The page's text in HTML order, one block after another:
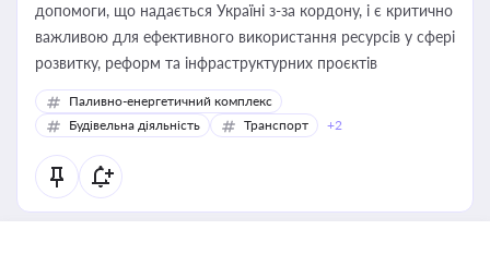
допомоги, що надається Україні з-за кордону, і є критично
важливою для ефективного використання ресурсів у сфері
розвитку, реформ та інфраструктурних проєктів
Паливно-енергетичний комплекс
Будівельна діяльність
Транспорт +2